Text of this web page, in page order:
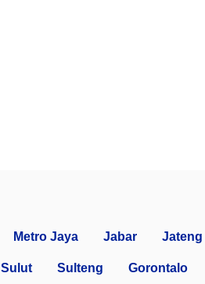
Metro Jaya Jabar Jateng
Sulut Sulteng Gorontalo